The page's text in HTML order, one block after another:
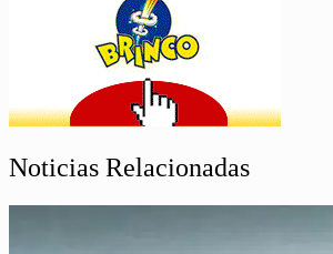
Noticias Relacionadas